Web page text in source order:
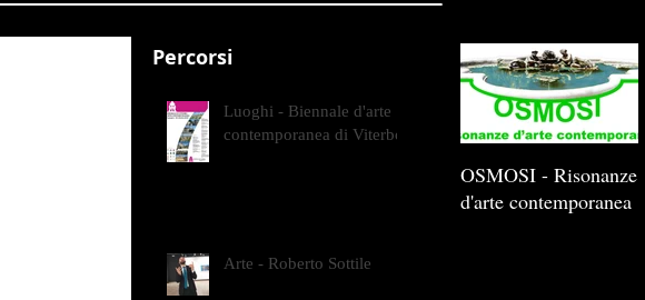
Percorsi
Luoghi - Biennale d'arte
contemporanea di Viterbo
Arte - Roberto Sottile
OSMOSI - Risonanze
d'arte contemporanea